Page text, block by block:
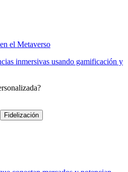
el Metaverso
inmersivas usando gamificación y
Fidelización